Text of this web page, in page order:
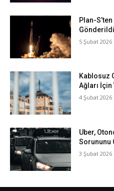
Plan-
Gönderildi:
5 Şubat 2026
Kablosuz
Ağları
4 Şubat 2026
Uber,
Sorununu
3 Şubat 2026